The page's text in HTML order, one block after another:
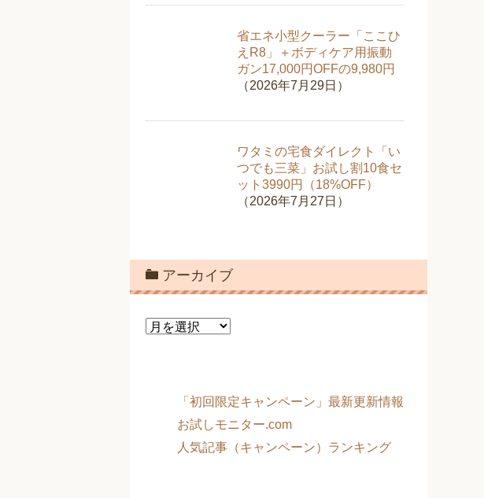
省エネ小型クーラー「ここひ
えR8」＋ボディケア用振動
ガン17,000円OFFの9,980円
（2026年7月29日）
ワタミの宅食ダイレクト「い
つでも三菜」お試し割10食セ
ット3990円（18%OFF）
（2026年7月27日）
アーカイブ
ア
「初回限定キャンペーン」最新更新情報
お試しモニター.com
人気記事（キャンペーン）ランキング